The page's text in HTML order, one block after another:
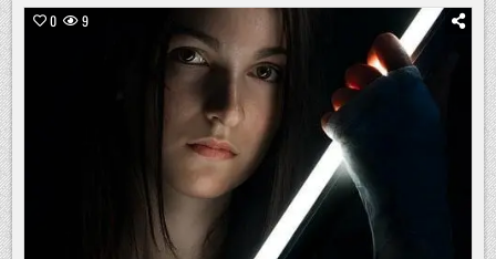
„HEIDIFEST“
FEIERT
KLUM
AM
17.
SEPTEMBER
IHRE
GROSSE P
REMIERE B
0 9